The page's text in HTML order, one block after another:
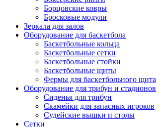
Борцовские ковры
Бросковые модули
Зеркала для залов
Оборудование для баскетбола
Баскетбольные кольца
Баскетбольные сетки
Баскетбольные стойки
Баскетбольные щиты
Фермы для баскетбольного щита
Оборудование для трибун и стадионов
Сиденья для трибун
Скамейки для запасных игроков
Судейские вышки и столы
Сетки